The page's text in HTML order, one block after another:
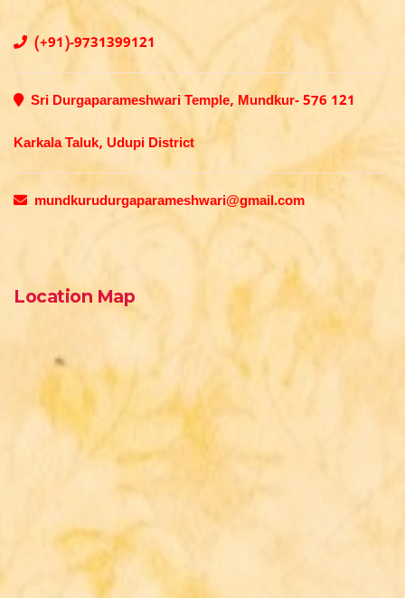
(+91)-9731399121
Sri Durgaparameshwari Temple, Mundkur- 576 121
Karkala Taluk, Udupi District
mundkurudurgaparameshwari@gmail.com
Location Map